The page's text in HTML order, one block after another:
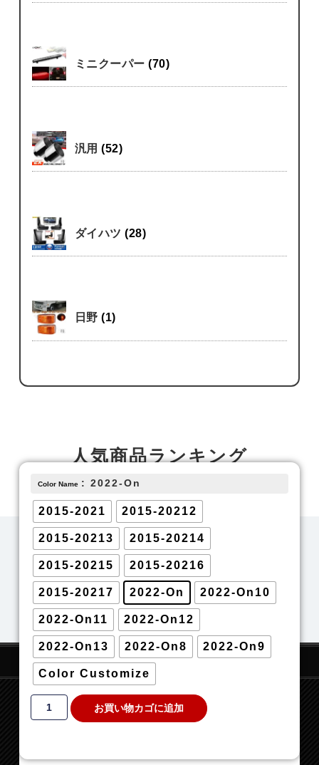
ミニクーパー(70)
汎用(52)
ダイハツ(28)
日野(1)
Color Name : 2022-On
2015-2021 2015-20212
2015-20213 2015-20214
2015-20215 2015-20216
2015-20217 2022-On 2022-On10
2022-On11 2022-On12
2022-On13 2022-On8 2022-On9
Color Customize
お買い物カゴに追加
人気商品ランキング
NEWS / BLOG
2025-08-29サイト復旧しました
ご利用ガイド
送料
お支払い方法